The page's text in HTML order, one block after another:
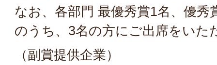
なお、各部門 最優秀賞1名、優秀
のうち、3名の方にご出席をいた
（副賞提供企業）